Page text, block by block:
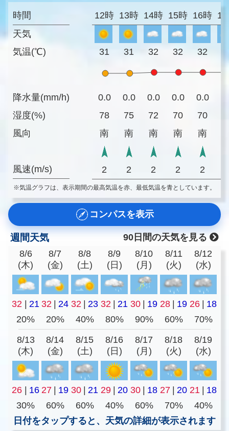
時間
天気
気温(℃)
降水量(mm/h)
湿度(%)
風向
風速(m/s)
12時 13時 14時 15時 16時
31 31 32 32 32
0.0 0.0 0.0 0.0 0.0
78
75 72 70 70
南
南 南 南 南
2 2 2 2 2
※気温グラフは、表示期間の最高気温を赤、最低気温を青としています。
コンパスを表示
週間天気
90日間の天気を見る
8/6
(木)
8/7
(金)
8/8
(土)
8/9
(日)
8/10
(月)
8/11
(火)
8/12
(水)
32 | 21 32 | 24 32 | 23 32 | 21 30 | 19 28 | 19 26 | 18
20%
20% 40% 80% 90% 60% 70%
8/13
(木)
8/14
(金)
8/15
(土)
8/16
(日)
8/17
(月)
8/18
(火)
8/19
(水)
26 | 16 27 | 19 30 | 21 29 | 20 30 | 18 27 | 20 21 | 18
30%
60% 60% 40% 60% 70%
40%
日付をタップすると、天気の詳細が表示されます